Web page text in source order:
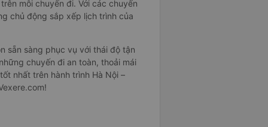
mỗi chuyến đi. Với các chuyến
chủ động sắp xếp lịch trình của
sẵn sàng phục vụ với thái độ tận
chuyến đi an toàn, thoải mái
nhất trên hành trình Hà Nội –